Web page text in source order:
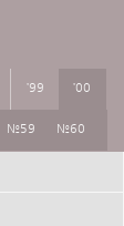
'99 '00
№59 №60